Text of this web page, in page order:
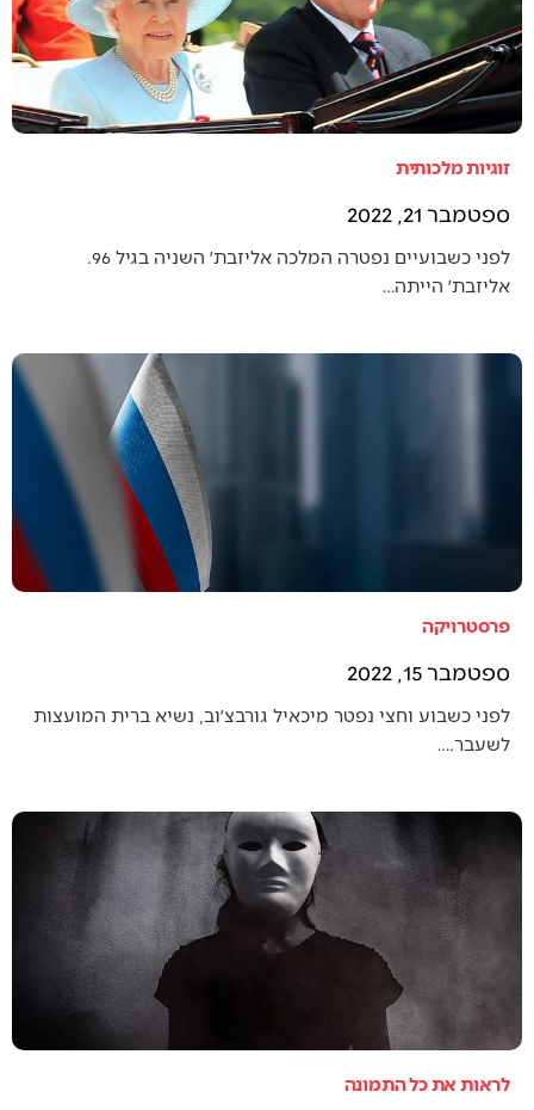
זוגיות מלכותית
ספטמבר 21, 2022
אליזבת׳ הייתה…
פרסטרויקה
ספטמבר 15, 2022
לפני כשבוע וחצי נפטר מיכאיל גורבצ׳וב, נשיא ברית המועצות
לשעבר.…
לראות את כל התמונה